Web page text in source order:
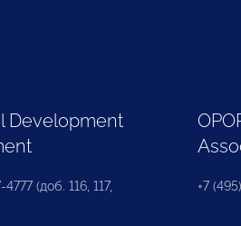
Development
(доб. 116, 117,
+7